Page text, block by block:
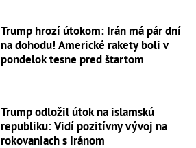
Trump hrozí útokom: Irán má pár dní
na dohodu! Americké rakety boli v
pondelok tesne pred štartom
Trump odložil útok na islamskú
republiku: Vidí pozitívny vývoj na
rokovaniach s Iránom